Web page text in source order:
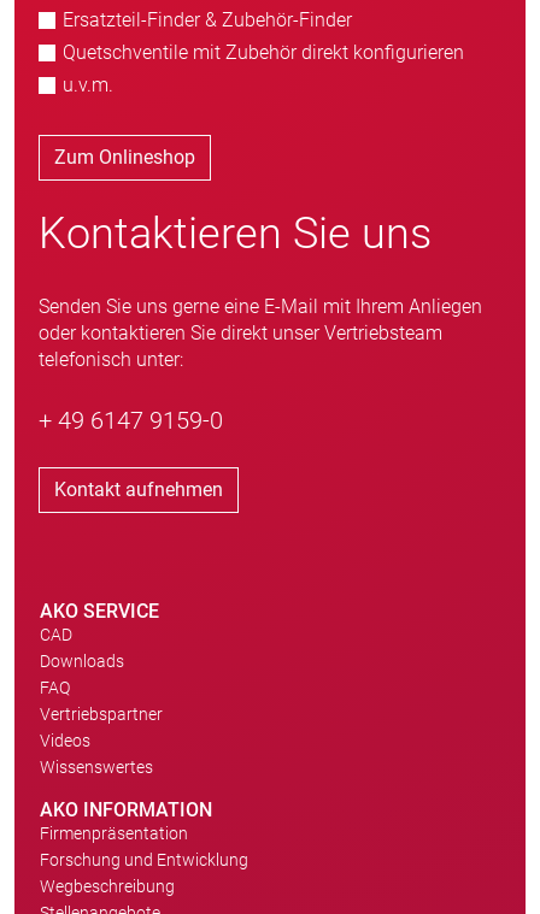
Ersatzteil-Finder & Zubehör-Finder
Quetschventile mit Zubehör direkt konfigurieren
u.v.m.
Zum Onlineshop
Kontaktieren Sie uns
Senden Sie uns gerne eine E-Mail mit Ihrem Anliegen
oder kontaktieren Sie direkt unser Vertriebsteam
telefonisch unter:
+ 49 6147 9159-0
Kontakt aufnehmen
AKO SERVICE
CAD
Downloads
FAQ
Vertriebspartner
Videos
Wissenswertes
AKO INFORMATION
Firmenpräsentation
Forschung und Entwicklung
Wegbeschreibung